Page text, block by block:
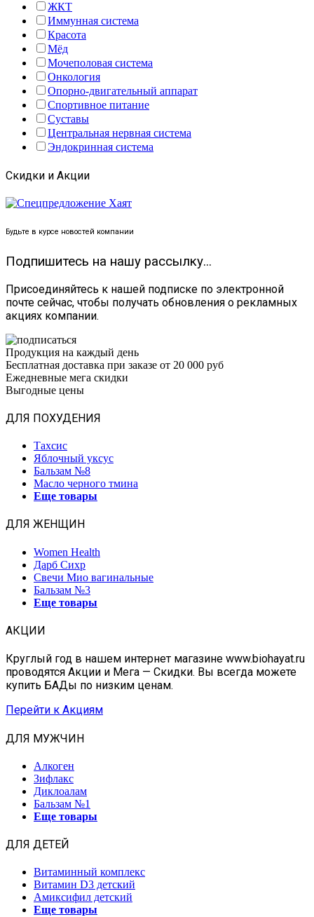
ЖКТ
Иммунная система
Красота
Мёд
Мочеполовая система
Онкология
Опорно-двигательный аппарат
Спортивное питание
Суставы
Центральная нервная система
Эндокринная система
Скидки и Акции
Будьте в курсе новостей компании
Подпишитесь на нашу рассылку...
Присоединяйтесь к нашей подписке по электронной
почте сейчас, чтобы получать обновления о рекламных
акциях компании.
Продукция на каждый день
Бесплатная доставка при заказе от 20 000 руб
Ежедневные мега скидки
Выгодные цены
ДЛЯ ПОХУДЕНИЯ
Тахсис
Яблочный уксус
Бальзам №8
Масло черного тмина
Еще товары
ДЛЯ ЖЕНЩИН
Women Health
Дарб Сихр
Свечи Мио вагинальные
Бальзам №3
Еще товары
АКЦИИ
Круглый год в нашем интернет магазине www.biohayat.ru
проводятся Акции и Мега — Скидки. Вы всегда можете
купить БАДы по низким ценам.
Перейти к Акциям
ДЛЯ МУЖЧИН
Алкоген
Зифлакс
Диклоалам
Бальзам №1
Еще товары
ДЛЯ ДЕТЕЙ
Витаминный комплекс
Витамин D3 детский
Амиксифил детский
Еще товары